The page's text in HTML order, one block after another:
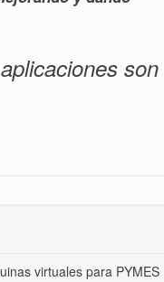
son
virtuales para PYMES